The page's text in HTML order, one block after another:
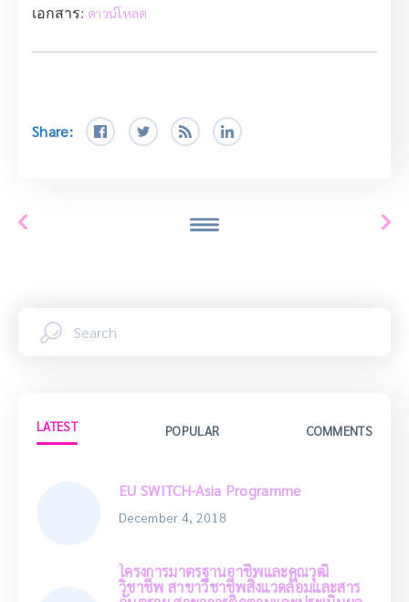
เอกสาร: ดาวน์โหลด
Share:
LATEST POPULAR COMMENTS
EU SWITCH-Asia Programme
December 4, 2018
โครงการมาตรฐานอาชีพและคุณวุฒิ
วิชาชีพ สาขาวิชาชีพสิ่งแวดล้อมและสาร